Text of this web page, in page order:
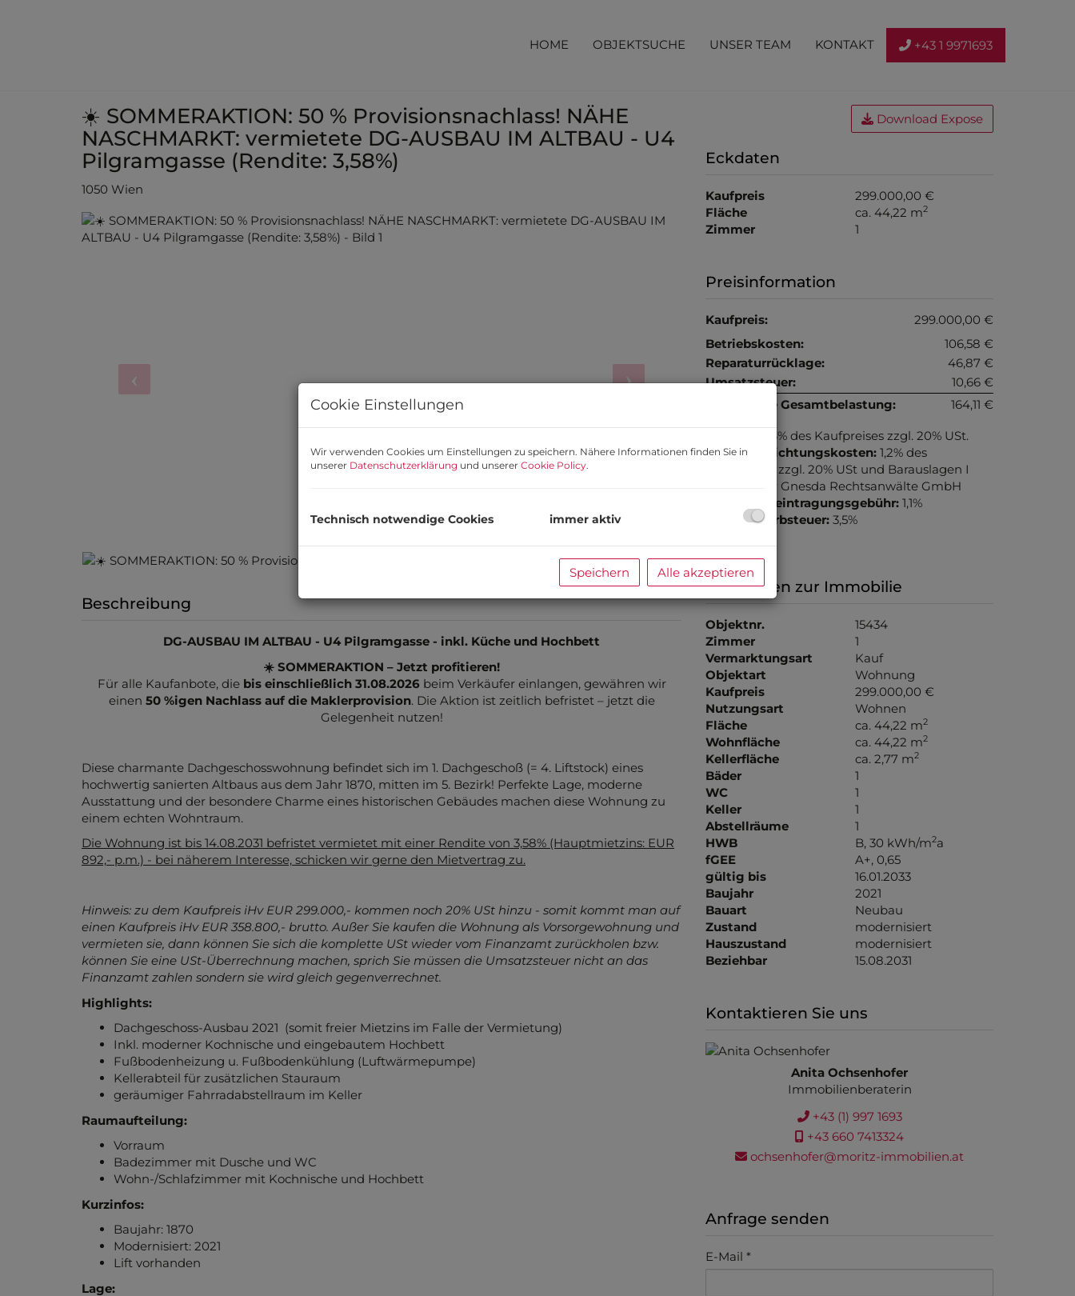
HOME OBJEKTSUCHE UNSER TEAM KONTAKT +43 1 9971693
☀️ SOMMERAKTION: 50 % Provisionsnachlass! NÄHE
NASCHMARKT: vermietete DG-AUSBAU IM ALTBAU - U4
Pilgramgasse (Rendite: 3,58%)
1050 Wien
Beschreibung
DG-AUSBAU IM ALTBAU - U4 Pilgramgasse - inkl. Küche und Hochbett
☀️ SOMMERAKTION – Jetzt profitieren!
bis einschließlich 31.08.2026beim Verkäufer einlangen, gewähren wir
Diese charmante Dachgeschosswohnung befindet sich im 1. Dachgeschoß (= 4. Liftstock) eines
hochwertig sanierten Altbaus aus dem Jahr 1870, mitten im 5. Bezirk! Perfekte Lage, moderne
Ausstattung und der besondere Charme eines historischen Gebäudes machen diese Wohnung zu
einem echten Wohntraum.
Hinweis: zu dem Kaufpreis iHv EUR 299.000,- kommen noch 20% USt hinzu - somit kommt man auf
einen Kaufpreis iHv EUR 358.800,- brutto. Außer Sie kaufen die Wohnung als Vorsorgewohnung und
vermieten sie, dann können Sie sich die komplette USt wieder vom Finanzamt zurückholen bzw.
können Sie eine USt-Überrechnung machen, sprich Sie müssen die Umsatzsteuer nicht an das
Highlights:
Dachgeschoss-Ausbau 2021 (somit freier Mietzins im Falle der Vermietung)
Inkl. moderner Kochnische und eingebautem Hochbett
Fußbodenheizung u. Fußbodenkühlung (Luftwärmepumpe)
Kellerabteil für zusätzlichen Stauraum
Raumaufteilung:
Vorraum
Badezimmer mit Dusche und WC
Kurzinfos:
Baujahr: 1870
Modernisiert: 2021
Download Expose
Eckdaten
Kaufpreis
299.000,00 €
Fläche
ca. 44,22 m2
Zimmer 1
Preisinformation
Kaufpreis:
299.000,00 €
Betriebskosten:
106,58 €
Reparaturrücklage:
46,87 €
Umsatzsteuer:
10,66 €
monatliche Gesamtbelastung:
164,11 €
3% des Kaufpreises zzgl. 20% USt.
Vertragserrichtungskosten: 1,2% des
Kaufpreises zzgl. 20% USt und Barauslagen I
Tiefenthaler Gnesda Rechtsanwälte GmbH
Grundbucheintragungsgebühr: 1,1%
Grunderwerbsteuer: 3,5%
Basisdaten zur Immobilie
Objektnr.
15434
Zimmer
1
Vermarktungsart
Kauf
Objektart
Wohnung
Kaufpreis
299.000,00 €
Nutzungsart
Wohnen
Fläche
ca. 44,22 m2
Wohnfläche ca. 44,22 m2
Kellerfläche ca. 2,77 m2
Bäder
1
WC
1
Keller
1
Abstellräume
1
HWB
B, 30 kWh/m2a
fGEE
A+, 0,65
gültig bis
16.01.2033
Baujahr
2021
Bauart
Neubau
Zustand
modernisiert
Hauszustand
modernisiert
Beziehbar
15.08.2031
Kontaktieren Sie uns
Anita Ochsenhofer
Immobilienberaterin
+43 (1) 997 1693
+43 660 7413324
ochsenhofer@moritz-immobilien.at
Anfrage senden
E-Mail
Cookie Einstellungen
Wir verwenden Cookies um Einstellungen zu speichern. Nähere Informationen finden Sie in
unserer Datenschutzerklärung und unserer Cookie Policy.
Technisch notwendige Cookies immer aktiv
Speichern Alle akzeptieren